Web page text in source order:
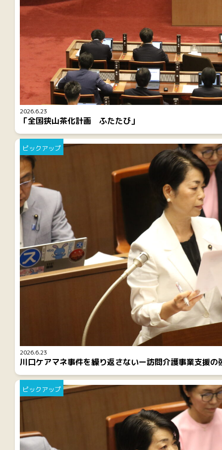
2026.6.23
「全国狭山茶化計画 ふたたび」
2026.6.23
ピックアップ
川口ケアマネ事件を繰り返さないー訪問介護事業支援の
ピックアップ